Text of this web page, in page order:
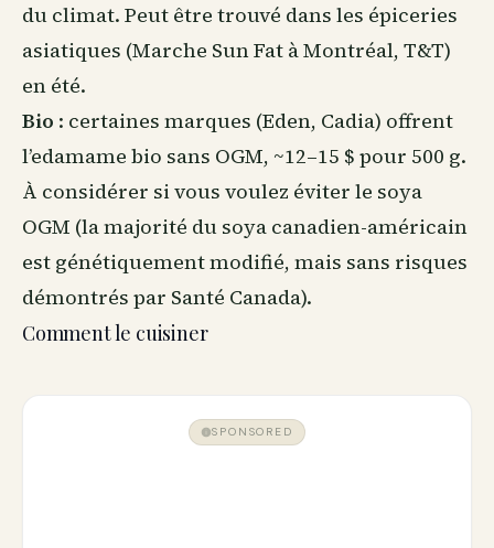
du climat. Peut être trouvé dans les épiceries
asiatiques (Marche Sun Fat à Montréal, T&T)
en été.
Bio : certaines marques (Eden, Cadia) offrent
l’edamame bio sans OGM, ~12–15 $ pour 500 g.
À considérer si vous voulez éviter le soya
OGM (la majorité du soya canadien-américain
est génétiquement modifié, mais sans risques
démontrés par Santé Canada).
Comment le cuisiner
SPONSORED